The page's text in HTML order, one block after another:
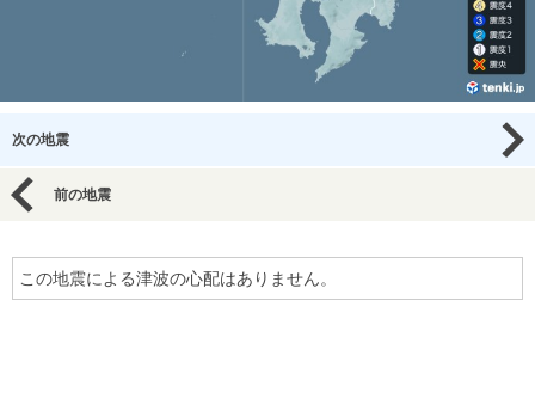
次の地震
前の地震
この地震による津波の心配はありません。